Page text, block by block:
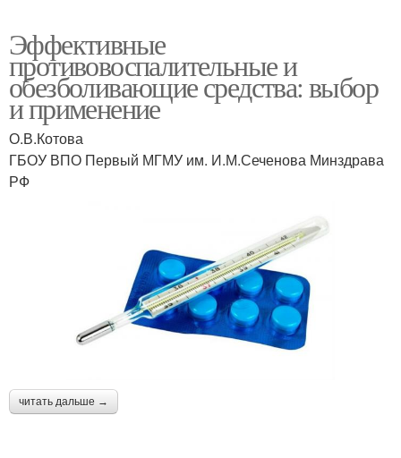
Эффективные
противовоспалительные и
обезболивающие средства: выбор
и применение
О.В.Котова
ГБОУ ВПО Первый МГМУ им. И.М.Сеченова Минздрава
РФ
читать дальше →